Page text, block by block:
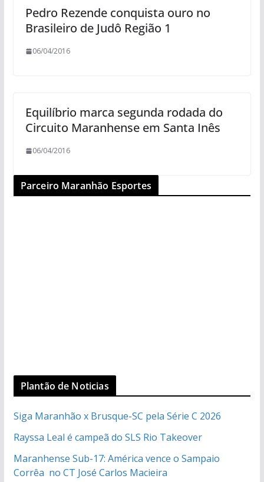
Pedro Rezende conquista ouro no
Brasileiro de Judô Região 1
06/04/2016
Equilíbrio marca segunda rodada do
Circuito Maranhense em Santa Inês
06/04/2016
Parceiro Maranhão Esportes
Plantão de Noticias
Siga Maranhão x Brusque-SC pela Série C 2026
Rayssa Leal é campeã do SLS Rio Takeover
Maranhense Sub-17: América vence o Sampaio
Corrêa no CT José Carlos Macieira